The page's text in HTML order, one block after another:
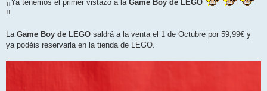
e
¡¡Ya tenemos el primer vistazo a la Game Boy de LEGO
!!
La Game Boy de LEGO saldrá a la venta el 1 de Octubre por 59,99€ y
ya podéis reservarla en la tienda de LEGO.